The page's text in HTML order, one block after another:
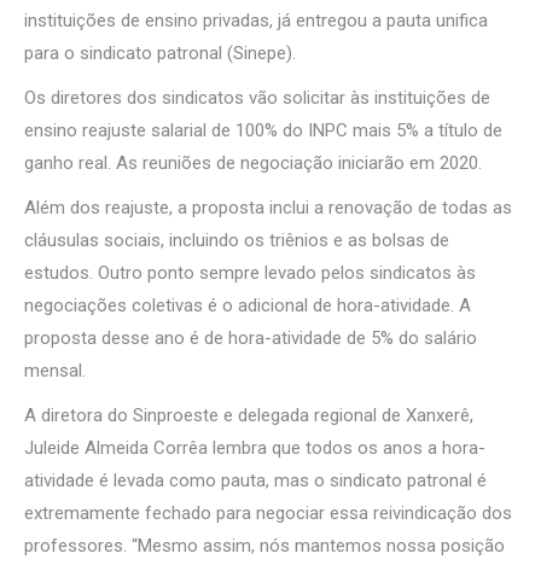
instituições de ensino privadas, já entregou a pauta unifica
para o sindicato patronal (Sinepe).
Os diretores dos sindicatos vão solicitar às instituições de
ensino reajuste salarial de 100% do INPC mais 5% a título de
ganho real. As reuniões de negociação iniciarão em 2020.
Além dos reajuste, a proposta inclui a renovação de todas as
cláusulas sociais, incluindo os triênios e as bolsas de
estudos. Outro ponto sempre levado pelos sindicatos às
negociações coletivas é o adicional de hora-atividade. A
proposta desse ano é de hora-atividade de 5% do salário
mensal.
A diretora do Sinproeste e delegada regional de Xanxerê,
Juleide Almeida Corrêa lembra que todos os anos a hora-
atividade é levada como pauta, mas o sindicato patronal é
extremamente fechado para negociar essa reivindicação dos
professores. “Mesmo assim, nós mantemos nossa posição